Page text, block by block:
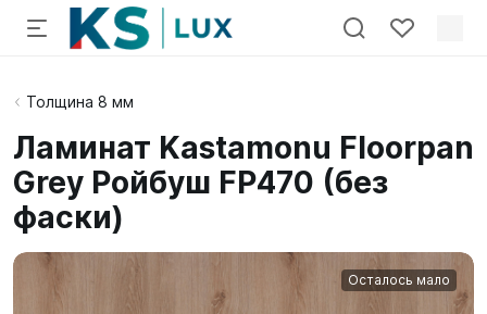
Толщина 8 мм
Ламинат Kastamonu Floorpan
Grey Ройбуш FP470 (без
фаски)
Осталось мало